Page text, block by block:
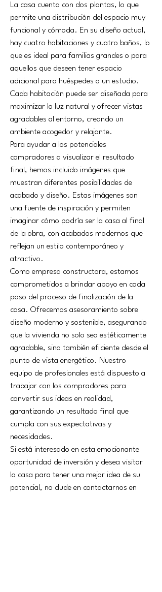
La casa cuenta con dos plantas, lo que
permite una distribución del espacio muy
funcional y cómoda. En su diseño actual,
hay cuatro habitaciones y cuatro baños, lo
que es ideal para familias grandes o para
aquellos que deseen tener espacio
adicional para huéspedes o un estudio.
Cada habitación puede ser diseñada para
maximizar la luz natural y ofrecer vistas
agradables al entorno, creando un
ambiente acogedor y relajante.
Para ayudar a los potenciales
compradores a visualizar el resultado
final, hemos incluido imágenes que
muestran diferentes posibilidades de
acabado y diseño. Estas imágenes son
una fuente de inspiración y permiten
imaginar cómo podría ser la casa al final
de la obra, con acabados modernos que
reflejan un estilo contemporáneo y
atractivo.
Como empresa constructora, estamos
comprometidos a brindar apoyo en cada
paso del proceso de finalización de la
casa. Ofrecemos asesoramiento sobre
diseño moderno y sostenible, asegurando
que la vivienda no solo sea estéticamente
agradable, sino también eficiente desde el
punto de vista energético. Nuestro
equipo de profesionales está dispuesto a
trabajar con los compradores para
convertir sus ideas en realidad,
garantizando un resultado final que
cumpla con sus expectativas y
necesidades.
Si está interesado en esta emocionante
oportunidad de inversión y desea visitar
la casa para tener una mejor idea de su
potencial, no dude en contactarnos en